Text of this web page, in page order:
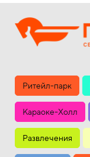
Ритейл-парк
Караоке-Холл
Развлечения